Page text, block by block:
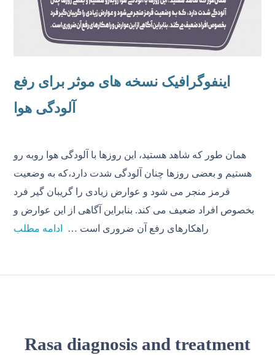
اینفوگرافیک نسخه های موثر برای رفع
آلودگی هوا
همان طور که شاهد هستید، این روزها با آلودگی هوا روبه رو
هستیم و بعضی روزها چنان آلودگی شدت دارد،که به وضعیت
قرمز منجر می شود و عوارض زیادی را گریبان گیر فرد
بخصوص افراد ضعیف می کند. بنابراین آگاهی از این عوارض و
راهکارهای رفع آن ضروری است … ادامه مطلب
Rasa diagnosis and treatment